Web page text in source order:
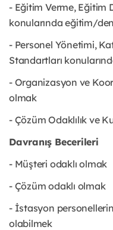
- Eğitim Verme, Eğitim
konularında eğitim/
- Personel Yönetimi,
Standartları
- Organizasyon ve
olmak
- Çözüm Odaklılık ve
Davranış Becerileri
- Müşteri odaklı olmak
- Çözüm odaklı olmak
- İstasyon
olabilmek